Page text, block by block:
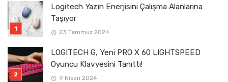
Logitech Yazın Enerjisini Çalışma Alanlarına
Taşıyor
23 Temmuz 2024
LOGITECH G, Yeni PRO X 60 LIGHTSPEED
Oyuncu Klavyesini Tanıttı!
9 Nisan 2024